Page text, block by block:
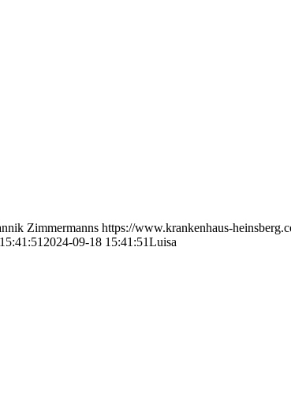
Zimmermanns https://www.krankenhaus-
2024-09-18 15:41:51Luisa